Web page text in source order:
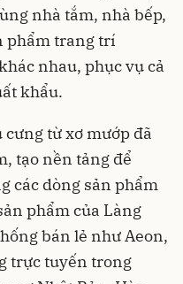
nhà tắm, nhà bếp,
phẩm trang trí
nhau, phục vụ cả
khẩu.
từ xơ mướp đã
tạo nền tảng để
các dòng sản phẩm
phẩm của Làng
bán lẻ như Aeon,
trực tuyến trong